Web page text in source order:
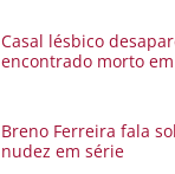
Casal lésbico
encontrado morto
Breno Ferreira fala
nudez em série